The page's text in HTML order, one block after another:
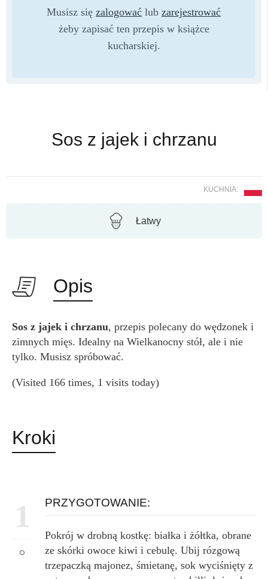
Musisz się zalogować lub zarejestrować
żeby zapisać ten przepis w książce
kucharskiej.
Sos z jajek i chrzanu
KUCHNIA:
Łatwy
Opis
Sos z jajek i chrzanu, przepis polecany do wędzonek i
zimnych mięs. Idealny na Wielkanocny stół, ale i nie
tylko. Musisz spróbować.
(Visited 166 times, 1 visits today)
Kroki
1 PRZYGOTOWANIE:
Pokrój w drobną kostkę: białka i żółtka, obrane
ze skórki owoce kiwi i cebulę. Ubij rózgową
trzepaczką majonez, śmietanę, sok wyciśnięty z